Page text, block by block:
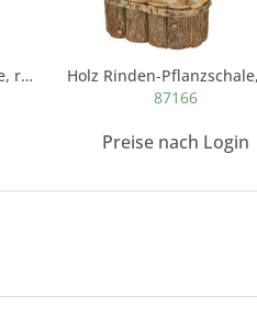
Holz Rinden-Pflanzschale, rund, natur
87166
Preise nach Login